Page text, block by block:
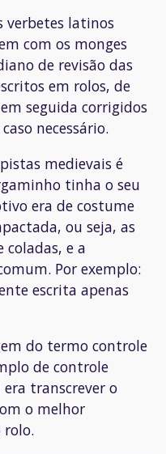
verbetes latinos
com os monges
de revisão das
em rolos, de
seguida corrigidos
necessário.
medievais é
tinha o seu
era de costume
ou seja, as
e a
Por exemplo:
escrita apenas
do termo controle
de controle
transcrever o
o melhor